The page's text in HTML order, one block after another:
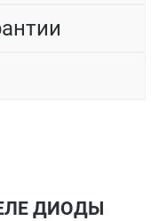
ДИОДЫ